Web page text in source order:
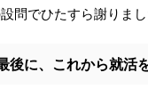
問でひたすら謝りまし
に、これから就活